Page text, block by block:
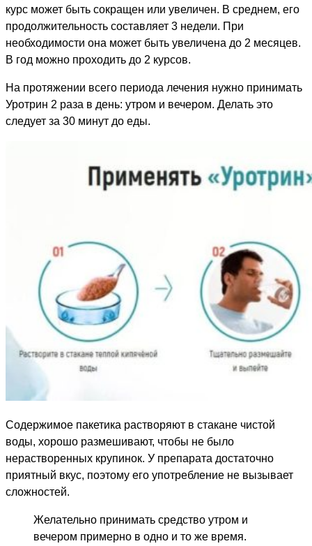
курс может быть сокращен или увеличен. В среднем, его
продолжительность составляет 3 недели. При
необходимости она может быть увеличена до 2 месяцев.
В год можно проходить до 2 курсов.
На протяжении всего периода лечения нужно принимать
Уротрин 2 раза в день: утром и вечером. Делать это
следует за 30 минут до еды.
Содержимое пакетика растворяют в стакане чистой
воды, хорошо размешивают, чтобы не было
нерастворенных крупинок. У препарата достаточно
приятный вкус, поэтому его употребление не вызывает
сложностей.
Желательно принимать средство утром и
вечером примерно в одно и то же время.